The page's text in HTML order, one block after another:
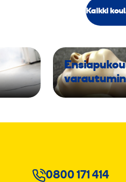
Kaikki
0800 171 414